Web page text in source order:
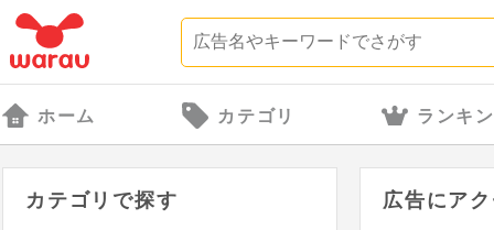
ホーム カテゴリ ランキ
広告にア
カテゴリで探す